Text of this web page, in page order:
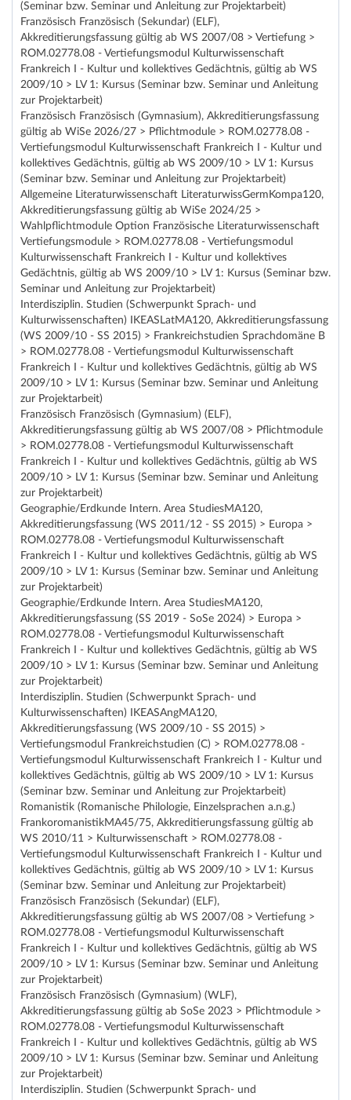
(Seminar bzw. Seminar und Anleitung zur Projektarbeit)
Französisch Französisch (Sekundar) (ELF),
Akkreditierungsfassung gültig ab WS 2007/08 > Vertiefung >
ROM.02778.08 - Vertiefungsmodul Kulturwissenschaft
Frankreich I - Kultur und kollektives Gedächtnis, gültig ab WS
2009/10 > LV 1: Kursus (Seminar bzw. Seminar und Anleitung
zur Projektarbeit)
Französisch Französisch (Gymnasium), Akkreditierungsfassung
gültig ab WiSe 2026/27 > Pflichtmodule > ROM.02778.08 -
Vertiefungsmodul Kulturwissenschaft Frankreich I - Kultur und
kollektives Gedächtnis, gültig ab WS 2009/10 > LV 1: Kursus
(Seminar bzw. Seminar und Anleitung zur Projektarbeit)
Allgemeine Literaturwissenschaft LiteraturwissGermKompa120,
Akkreditierungsfassung gültig ab WiSe 2024/25 >
Wahlpflichtmodule Option Französische Literaturwissenschaft
Vertiefungsmodule > ROM.02778.08 - Vertiefungsmodul
Kulturwissenschaft Frankreich I - Kultur und kollektives
Gedächtnis, gültig ab WS 2009/10 > LV 1: Kursus (Seminar bzw.
Seminar und Anleitung zur Projektarbeit)
Interdisziplin. Studien (Schwerpunkt Sprach- und
Kulturwissenschaften) IKEASLatMA120, Akkreditierungsfassung
(WS 2009/10 - SS 2015) > Frankreichstudien Sprachdomäne B
> ROM.02778.08 - Vertiefungsmodul Kulturwissenschaft
Frankreich I - Kultur und kollektives Gedächtnis, gültig ab WS
2009/10 > LV 1: Kursus (Seminar bzw. Seminar und Anleitung
zur Projektarbeit)
Französisch Französisch (Gymnasium) (ELF),
Akkreditierungsfassung gültig ab WS 2007/08 > Pflichtmodule
> ROM.02778.08 - Vertiefungsmodul Kulturwissenschaft
Frankreich I - Kultur und kollektives Gedächtnis, gültig ab WS
2009/10 > LV 1: Kursus (Seminar bzw. Seminar und Anleitung
zur Projektarbeit)
Geographie/Erdkunde Intern. Area StudiesMA120,
Akkreditierungsfassung (WS 2011/12 - SS 2015) > Europa >
ROM.02778.08 - Vertiefungsmodul Kulturwissenschaft
Frankreich I - Kultur und kollektives Gedächtnis, gültig ab WS
2009/10 > LV 1: Kursus (Seminar bzw. Seminar und Anleitung
zur Projektarbeit)
Geographie/Erdkunde Intern. Area StudiesMA120,
Akkreditierungsfassung (SS 2019 - SoSe 2024) > Europa >
ROM.02778.08 - Vertiefungsmodul Kulturwissenschaft
Frankreich I - Kultur und kollektives Gedächtnis, gültig ab WS
2009/10 > LV 1: Kursus (Seminar bzw. Seminar und Anleitung
zur Projektarbeit)
Interdisziplin. Studien (Schwerpunkt Sprach- und
Kulturwissenschaften) IKEASAngMA120,
Akkreditierungsfassung (WS 2009/10 - SS 2015) >
Vertiefungsmodul Frankreichstudien (C) > ROM.02778.08 -
Vertiefungsmodul Kulturwissenschaft Frankreich I - Kultur und
kollektives Gedächtnis, gültig ab WS 2009/10 > LV 1: Kursus
(Seminar bzw. Seminar und Anleitung zur Projektarbeit)
Romanistik (Romanische Philologie, Einzelsprachen a.n.g.)
FrankoromanistikMA45/75, Akkreditierungsfassung gültig ab
WS 2010/11 > Kulturwissenschaft > ROM.02778.08 -
Vertiefungsmodul Kulturwissenschaft Frankreich I - Kultur und
kollektives Gedächtnis, gültig ab WS 2009/10 > LV 1: Kursus
(Seminar bzw. Seminar und Anleitung zur Projektarbeit)
Französisch Französisch (Sekundar) (ELF),
Akkreditierungsfassung gültig ab WS 2007/08 > Vertiefung >
ROM.02778.08 - Vertiefungsmodul Kulturwissenschaft
Frankreich I - Kultur und kollektives Gedächtnis, gültig ab WS
2009/10 > LV 1: Kursus (Seminar bzw. Seminar und Anleitung
zur Projektarbeit)
Französisch Französisch (Gymnasium) (WLF),
Akkreditierungsfassung gültig ab SoSe 2023 > Pflichtmodule >
ROM.02778.08 - Vertiefungsmodul Kulturwissenschaft
Frankreich I - Kultur und kollektives Gedächtnis, gültig ab WS
2009/10 > LV 1: Kursus (Seminar bzw. Seminar und Anleitung
zur Projektarbeit)
Interdisziplin. Studien (Schwerpunkt Sprach- und